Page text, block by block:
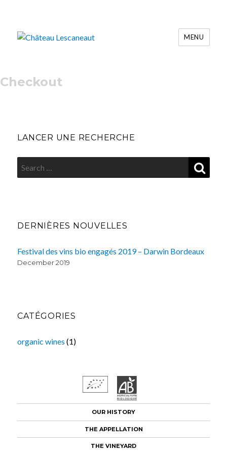
MENU
Checkout
LANCER UNE RECHERCHE
for:
DERNIÈRES NOUVELLES
Festival des vins bio engagés 2019 – Darwin Bordeaux
December 2019
CATÉGORIES
organic wines (1)
OUR HISTORY
THE APPELLATION
THE VINEYARD